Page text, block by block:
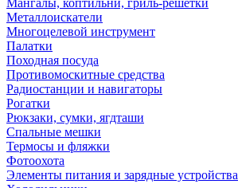
Мангалы, коптильни, гриль-решетки
Металлоискатели
Многоцелевой инструмент
Палатки
Походная посуда
Противомоскитные средства
Радиостанции и навигаторы
Рогатки
Рюкзаки, сумки, ягдташи
Спальные мешки
Термосы и фляжки
Фотоохота
Элементы питания и зарядные устройства